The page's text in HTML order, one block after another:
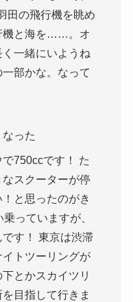
田の飛行機を眺め
機と海を……。オ
一緒にいようね
部かな。なって
った
で750ccです！ た
スクーターが停
と思ったのがき
っていますが、
す！ 東京は渋滞
トツーリングが
とかスカイツリ
目指して行きま